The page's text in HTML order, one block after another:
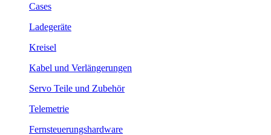
Cases
Ladegeräte
Kreisel
Kabel und Verlängerungen
Servo Teile und Zubehör
Telemetrie
Fernsteuerungshardware